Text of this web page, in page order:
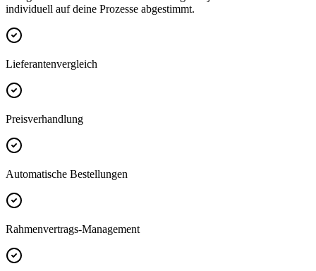
individuell auf deine Prozesse abgestimmt.
Lieferantenvergleich
Preisverhandlung
Automatische Bestellungen
Rahmenvertrags-Management